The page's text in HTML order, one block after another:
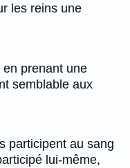
les reins une
prenant une
semblable aux
participent au sang
lui-même,